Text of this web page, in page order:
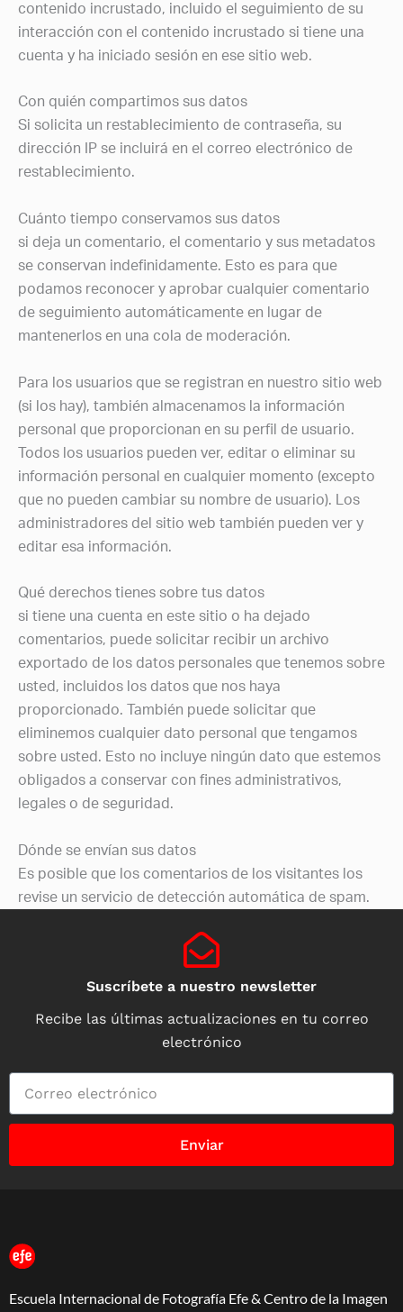
contenido incrustado, incluido el seguimiento de su
interacción con el contenido incrustado si tiene una
cuenta y ha iniciado sesión en ese sitio web.
Con quién compartimos sus datos
Si solicita un restablecimiento de contraseña, su
dirección IP se incluirá en el correo electrónico de
restablecimiento.
Cuánto tiempo conservamos sus datos
si deja un comentario, el comentario y sus metadatos
se conservan indefinidamente. Esto es para que
podamos reconocer y aprobar cualquier comentario
de seguimiento automáticamente en lugar de
mantenerlos en una cola de moderación.
Para los usuarios que se registran en nuestro sitio web
(si los hay), también almacenamos la información
personal que proporcionan en su perfil de usuario.
Todos los usuarios pueden ver, editar o eliminar su
información personal en cualquier momento (excepto
que no pueden cambiar su nombre de usuario). Los
administradores del sitio web también pueden ver y
editar esa información.
Qué derechos tienes sobre tus datos
si tiene una cuenta en este sitio o ha dejado
comentarios, puede solicitar recibir un archivo
exportado de los datos personales que tenemos sobre
usted, incluidos los datos que nos haya
proporcionado. También puede solicitar que
eliminemos cualquier dato personal que tengamos
sobre usted. Esto no incluye ningún dato que estemos
obligados a conservar con fines administrativos,
legales o de seguridad.
Dónde se envían sus datos
Es posible que los comentarios de los visitantes los
revise un servicio de detección automática de spam.
Suscríbete a nuestro newsletter
Recibe las últimas actualizaciones en tu correo
electrónico
Enviar
Escuela Internacional de Fotografía Efe & Centro de la Imagen